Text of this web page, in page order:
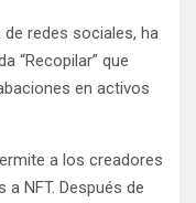
redes sociales, ha
“Recopilar” que
en activos
a los creadores
NFT. Después de